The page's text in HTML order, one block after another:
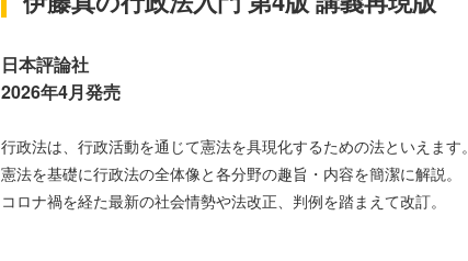
日本評論社
2026年4月発売
行政法は、行政活動を通じて憲法を具現化するための法といえます。
憲法を基礎に行政法の全体像と各分野の趣旨・内容を簡潔に解説。
コロナ禍を経た最新の社会情勢や法改正、判例を踏まえて改訂。